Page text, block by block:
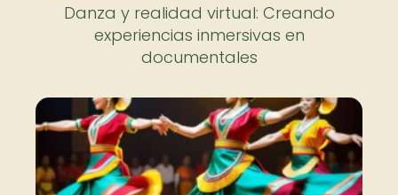
Danza y realidad virtual: Creando
experiencias inmersivas en
documentales